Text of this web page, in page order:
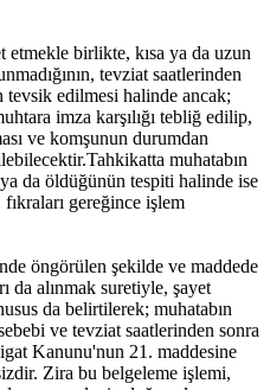
etmekle birlikte, kısa ya da uzun
tevziat saatlerinden
tevsik edilmesi halinde ancak;
imza karşılığı tebliğ edilip,
ve komşunun durumdan
muhatabın
ya da öldüğünün tespiti halinde ise
gereğince işlem
öngörülen şekilde ve maddede
da alınmak suretiyle, şayet
da belirtilerek; muhatabın
ve tevziat saatlerinden sonra
Kanunu'nun 21. maddesine
Zira bu belgeleme işlemi,